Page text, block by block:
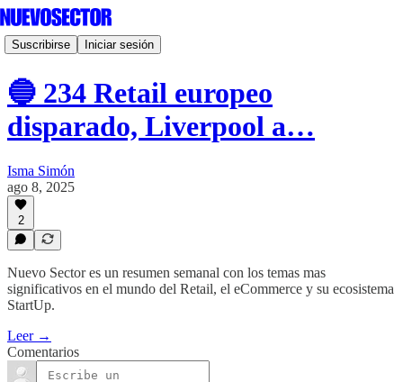
Suscribirse Iniciar sesión
🔵 234 Retail europeo
disparado, Liverpool a…
Isma Simón
ago 8, 2025
2
Nuevo Sector es un resumen semanal con los temas mas
significativos en el mundo del Retail, el eCommerce y su ecosistema
StartUp.
Leer →
Comentarios